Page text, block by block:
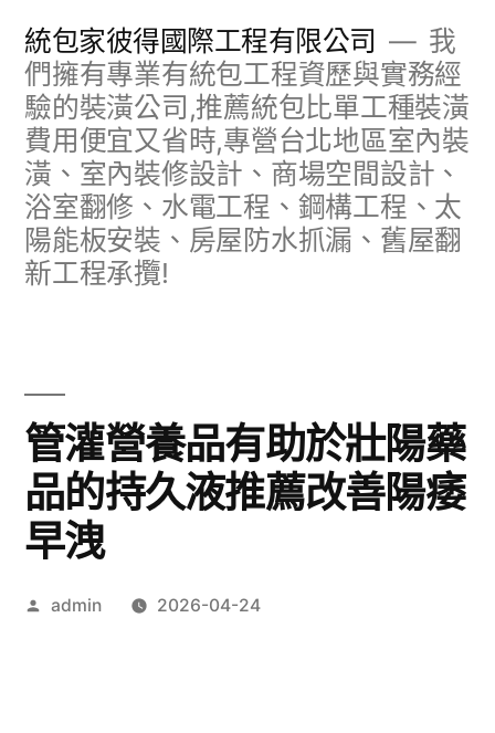
統包家彼得國際工程有限公司
我
們擁有專業有統包工程資歷與實務經
驗的裝潢公司,推薦統包比單工種裝潢
費用便宜又省時,專營台北地區室內裝
潢、室內裝修設計、商場空間設計、
浴室翻修、水電工程、鋼構工程、太
陽能板安裝、房屋防水抓漏、舊屋翻
新工程承攬!
管灌營養品有助於壯陽藥
品的持久液推薦改善陽痿
早洩
作
admin 2026-04-24